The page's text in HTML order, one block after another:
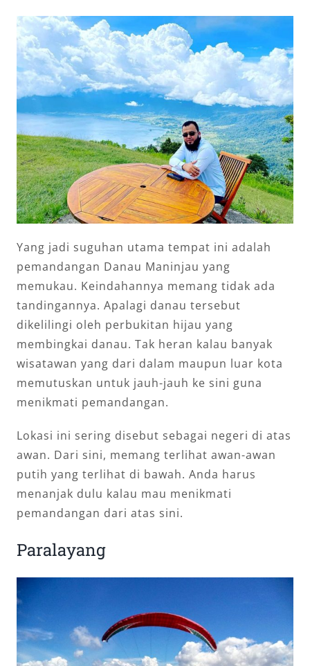
Yang jadi suguhan utama tempat ini adalah
pemandangan Danau Maninjau yang
memukau. Keindahannya memang tidak ada
tandingannya. Apalagi danau tersebut
dikelilingi oleh perbukitan hijau yang
membingkai danau. Tak heran kalau banyak
wisatawan yang dari dalam maupun luar kota
memutuskan untuk jauh-jauh ke sini guna
menikmati pemandangan.
Lokasi ini sering disebut sebagai negeri di atas
awan. Dari sini, memang terlihat awan-awan
putih yang terlihat di bawah. Anda harus
menanjak dulu kalau mau menikmati
pemandangan dari atas sini.
Paralayang